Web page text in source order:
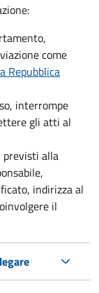
come
Repubblica
interrompe
gli atti al
previsti alla
indirizza al
il